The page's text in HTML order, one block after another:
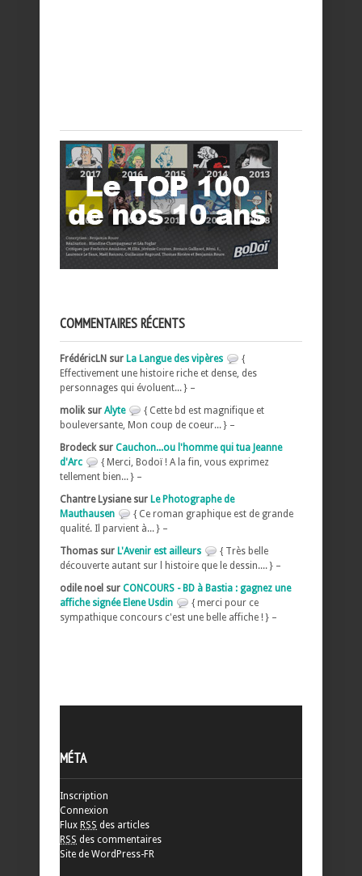
COMMENTAIRES RÉCENTS
FrédéricLN sur La Langue des vipères
{
Effectivement une histoire riche et dense, des
personnages qui évoluent... } –
molik sur Alyte
{ Cette bd est magnifique et
bouleversante, Mon coup de coeur... } –
Brodeck sur Cauchon...ou l'homme qui tua Jeanne
d'Arc
{ Merci, Bodoï ! A la fin, vous exprimez
tellement bien... } –
Chantre Lysiane sur Le Photographe de
Mauthausen
{ Ce roman graphique est de grande
qualité. Il parvient à... } –
Thomas sur L'Avenir est ailleurs
{ Très belle
découverte autant sur l histoire que le dessin.... } –
odile noel sur CONCOURS - BD à Bastia : gagnez une
affiche signée Elene Usdin
{ merci pour ce
sympathique concours c'est une belle affiche ! } –
MÉTA
Inscription
Connexion
Flux RSS des articles
RSS des commentaires
Site de WordPress-FR